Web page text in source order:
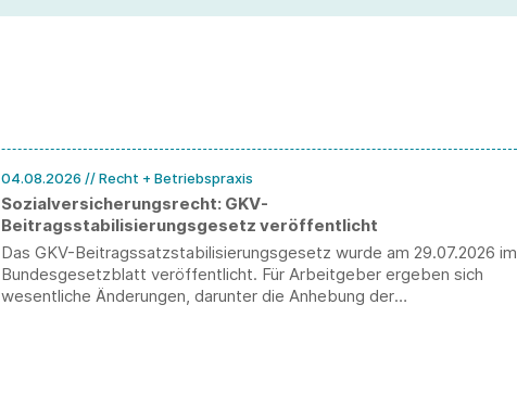
04.08.2026 // Recht + Betriebspraxis
Sozialversicherungsrecht: GKV-
Beitragsstabilisierungsgesetz veröffentlicht
Das GKV-Beitragssatzstabilisierungsgesetz wurde am 29.07.2026 im
Bundesgesetzblatt veröffentlicht. Für Arbeitgeber ergeben sich
wesentliche Änderungen, darunter die Anhebung der